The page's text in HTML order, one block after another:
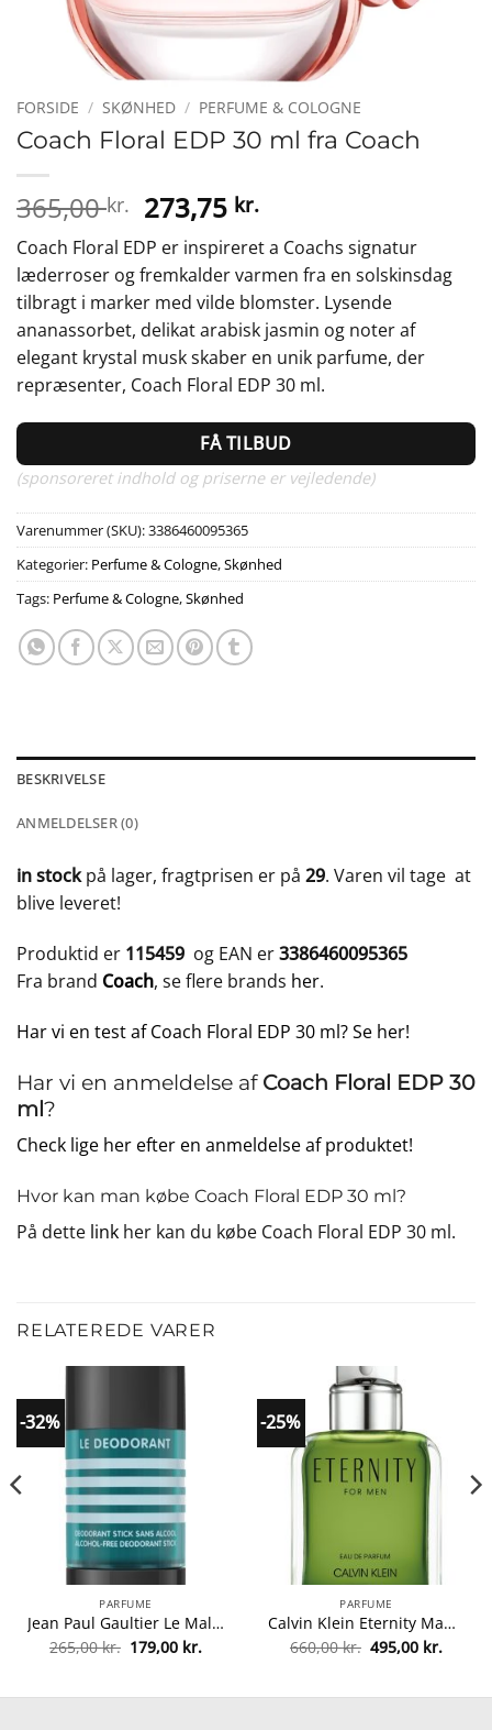
FORSIDE / SKØNHED / PERFUME & COLOGNE
Coach Floral EDP 30 ml fra Coach
365,00kr. Den
oprindelige
pris
var:
365,00 kr..
273,75 kr.Den
aktuelle
pris
er:
273,75 kr..
Coach Floral EDP er inspireret a Coachs signatur
læderroser og fremkalder varmen fra en solskinsdag
tilbragt i marker med vilde blomster. Lysende
ananassorbet, delikat arabisk jasmin og noter af
elegant krystal musk skaber en unik parfume, der
repræsenter, Coach Floral EDP 30 ml.
FÅ TILBUD
(sponsoreret indhold og priserne er vejledende)
Varenummer (SKU):3386460095365
Kategorier: Perfume & Cologne,Skønhed
Tags: Perfume & Cologne,Skønhed
BESKRIVELSE
ANMELDELSER (0)
in stockpå lager, fragtprisen er på 29. Varen vil tage at
blive leveret!
Produktid er 115459 og EAN er3386460095365
Fra brand Coach, se flere brands her.
Har vi en test af Coach Floral EDP 30 ml? Se her!
Har vi en anmeldelse af Coach Floral EDP 30
ml?
Check lige her efter en anmeldelse af produktet!
Hvor kan man købe Coach Floral EDP 30 ml?
På dette link her kan du købe Coach Floral EDP 30 ml.
RELATEREDE VARER
-32%
PARFUME
Jean Paul Gaultier Le Male Le Deodorant Stick 75 gr. fra Jean Paul Gaultier
265,00kr. Den
oprindelige
265,00 kr..
179,00 kr.Den
179,00 kr..
-25%
PARFUME
Calvin Klein Eternity Man EDP 100 ml fra Calvin Klein
660,00kr. Den
oprindelige
660,00 kr..
495,00 kr.Den
kr..